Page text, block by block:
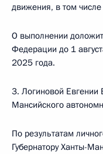
движения, в том
О выполнении
Федерации до 1
2025 года.
3. Логиновой Евгении
Мансийского
По результатам
Губернатору Ханты-